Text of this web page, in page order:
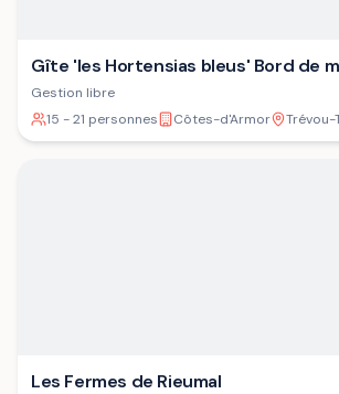
Gîte 'les Hortensias bleus' Bord de
verdoyant - Plage
Gestion libre
15 - 21 personnes
Côtes-d'Armor Trévou-
Les Fermes de Rieumal